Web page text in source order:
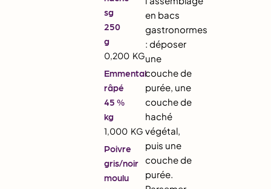
sg
250
g
0,200 KG
Emmental
râpé
45 %
kg
1,000 KG
Poivre
gris/noir
moulu
en bacs
gastronormes
: déposer
une
couche de
purée, une
couche de
haché
végétal,
puis une
couche de
purée.